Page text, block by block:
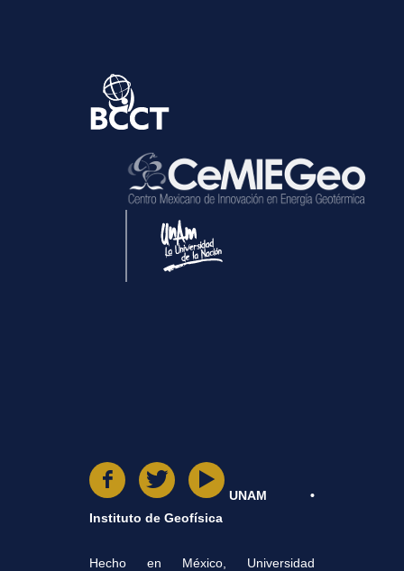
UNAM •
Instituto de Geofísica
Hecho en México, Universidad